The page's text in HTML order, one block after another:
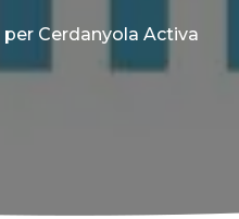
per Cerdanyola Activa